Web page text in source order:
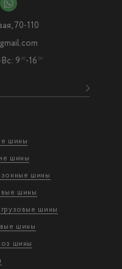
шины
шины
шины
шины
шины
шины
шины
70-110
9 00-16 00